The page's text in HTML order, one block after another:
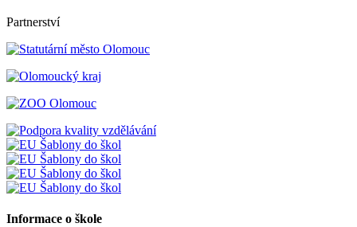
Partnerství
Informace o škole